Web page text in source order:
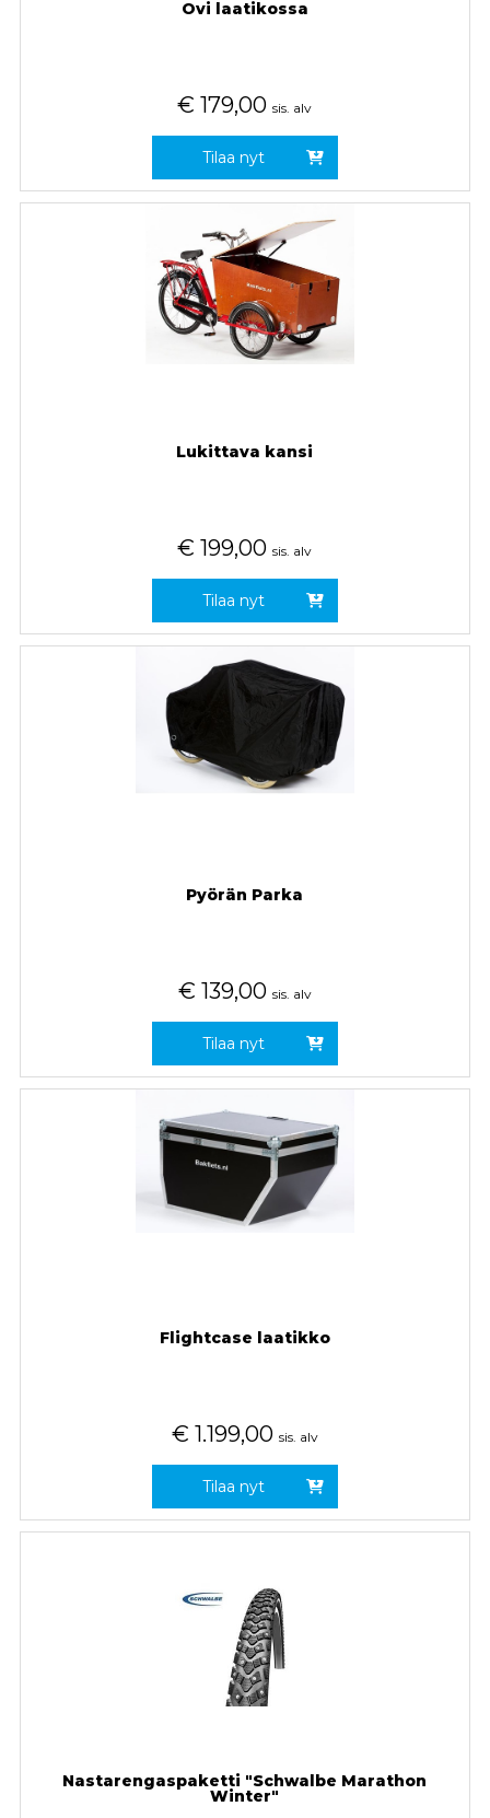
Ovi laatikossa
€ 179,00 sis. alv
Tilaa nyt
Lukittava kansi
€ 199,00 sis. alv
Tilaa nyt
Pyörän Parka
€ 139,00 sis. alv
Tilaa nyt
Flightcase laatikko
€ 1.199,00 sis. alv
Tilaa nyt
Nastarengaspaketti "Schwalbe Marathon
Winter"